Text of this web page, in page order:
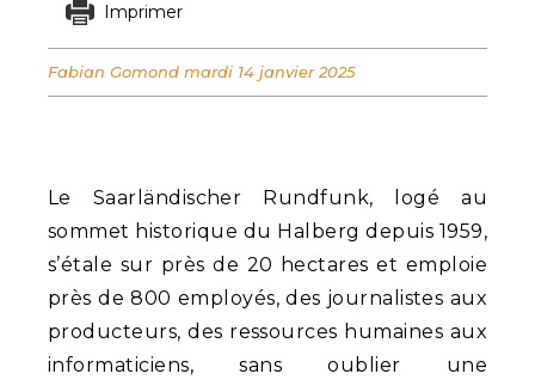
Le Saarländischer Rundfunk, logé au
sommet historique du Halberg depuis 1959,
s’étale sur près de 20 hectares et emploie
près de 800 employés, des journalistes aux
producteurs, des ressources humaines aux
informaticiens, sans oublier une
Imprimer
Fabian Gomond mardi 14 janvier 2025